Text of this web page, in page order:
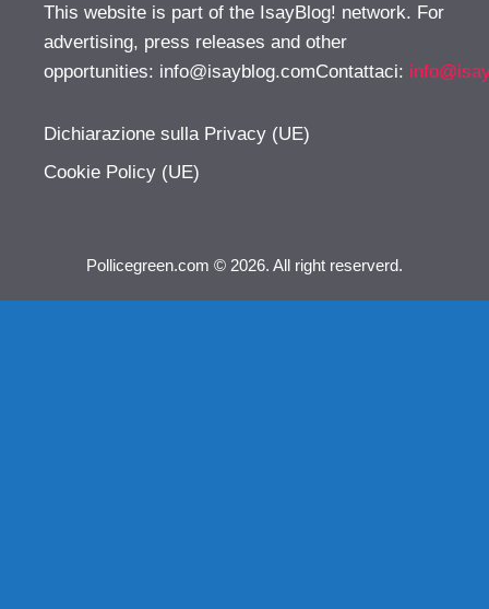
This website is part of the IsayBlog! network. For
advertising, press releases and other
opportunities: info@isayblog.comContattaci:
Dichiarazione sulla Privacy (UE)
Cookie Policy (UE)
Pollicegreen.com © 2026. All right reserverd.